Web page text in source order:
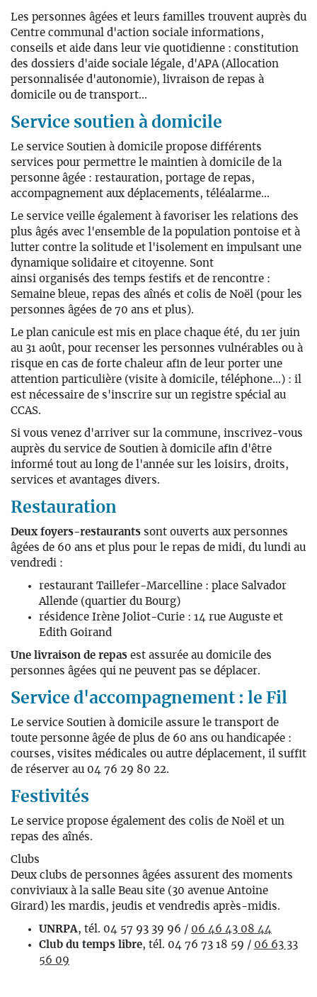
Les personnes âgées et leurs familles trouvent auprès du
Centre communal d'action sociale informations,
conseils et aide dans leur vie quotidienne : constitution
des dossiers d'aide sociale légale, d'APA (Allocation
personnalisée d'autonomie), livraison de repas à
domicile ou de transport...
Service soutien à domicile
Le service Soutien à domicile propose différents
services pour permettre le maintien à domicile de la
personne âgée : restauration, portage de repas,
accompagnement aux déplacements, téléalarme...
Le service veille également à favoriser les relations des
plus âgés avec l'ensemble de la population pontoise et à
lutter contre la solitude et l'isolement en impulsant une
dynamique solidaire et citoyenne. Sont
ainsi organisés des temps festifs et de rencontre :
Semaine bleue, repas des aînés et colis de Noël (pour les
personnes âgées de 70 ans et plus).
Le plan canicule est mis en place chaque été, du 1er juin
au 31 août, pour recenser les personnes vulnérables ou à
risque en cas de forte chaleur afin de leur porter une
attention particulière (visite à domicile, téléphone...) : il
est nécessaire de s'inscrire sur un registre spécial au
CCAS.
Si vous venez d'arriver sur la commune, inscrivez-vous
auprès du service de Soutien à domicile afin d'être
informé tout au long de l'année sur les loisirs, droits,
services et avantages divers.
Restauration
Deux foyers-restaurants sont ouverts aux personnes
âgées de 60 ans et plus pour le repas de midi, du lundi au
vendredi :
restaurant Taillefer-Marcelline : place Salvador
Allende (quartier du Bourg)
résidence Irène Joliot-Curie : 14 rue Auguste et
Edith Goirand
Une livraison de repas est assurée au domicile des
personnes âgées qui ne peuvent pas se déplacer.
Service d'accompagnement : le Fil
Le service Soutien à domicile assure le transport de
toute personne âgée de plus de 60 ans ou handicapée :
courses, visites médicales ou autre déplacement, il suffit
de réserver au 04 76 29 80 22.
Festivités
Le service propose également des colis de Noël et un
repas des aînés.
Clubs
Deux clubs de personnes âgées assurent des moments
conviviaux à la salle Beau site (30 avenue Antoine
Girard) les mardis, jeudis et vendredis après-midis.
UNRPA, tél. 04 57 93 39 96 / 06 46 43 08 44
Club du temps libre, tél. 04 76 73 18 59 / 06 63 33
56 09